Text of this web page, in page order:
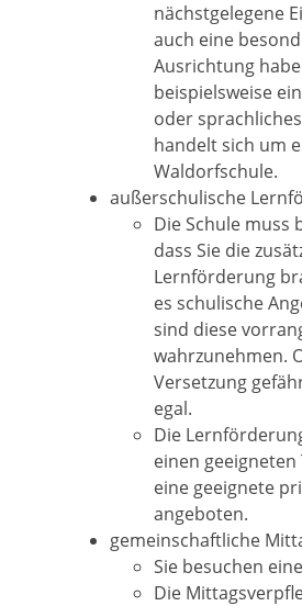
nächstgelegene
auch eine
Ausrichtung
beispielsweise
oder
handelt sich um
Waldorfschule.
außerschulische
Die Schule muss
dass Sie die
Lernförderung
es schulische
sind diese
wahrzunehmen.
Versetzung
egal.
Die
einen
eine geeignete
angeboten.
gemeinschaftliche
Sie besuchen
Die